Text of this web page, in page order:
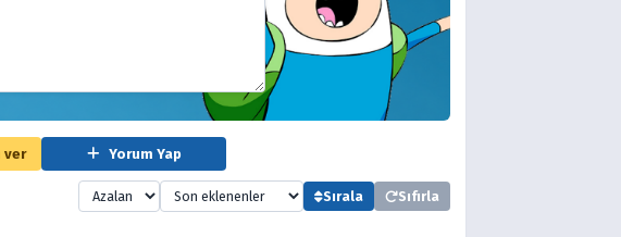
ver Yorum Yap
Sırala Sıfırla